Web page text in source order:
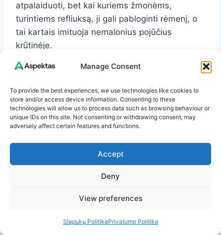
Manage Consent
To provide the best experiences, we use technologies like cookies to
store and/or access device information. Consenting to these
technologies will allow us to process data such as browsing behaviour or
unique IDs on this site. Not consenting or withdrawing consent, may
adversely affect certain features and functions.
Accept
Deny
View preferences
Slapukų PolitikaPrivatumo Politika
atpalaiduoti, bet kai kuriems žmonėms,
turintiems refliuksą, ji gali pabloginti rėmenį, o
tai kartais imituoja nemalonius pojūčius
krūtinėje.
Laikykitės kelių taisyklių:
nepradėkite kelių naujų žolelių vienu metu;
stebėkite kraujospūdį ir pulsą;
nedidinkite dozių manydami, kad „natūralu,
darykite pertraukas;
nevartokite tinktūrų su alkoholiu, jei
pasitarkite su gydytoju, jei vartojate